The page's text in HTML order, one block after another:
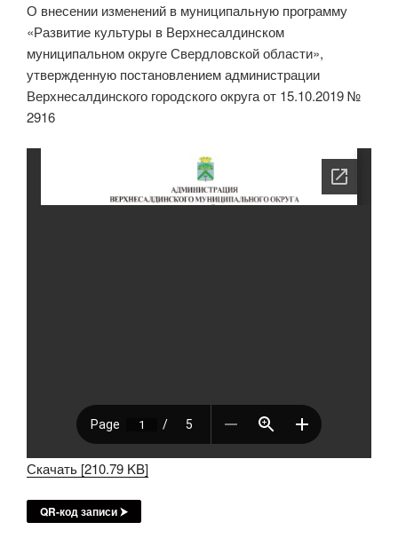
О внесении изменений в муниципальную программу
«Развитие культуры в Верхнесалдинском
муниципальном округе Свердловской области»,
утвержденную постановлением администрации
Верхнесалдинского городского округа от 15.10.2019 №
2916
Скачать [210.79 KB]
QR-код записи ⮞